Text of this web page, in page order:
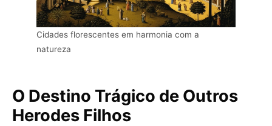
Cidades florescentes em harmonia com a
natureza
O Destino Trágico de Outros
Herodes Filhos